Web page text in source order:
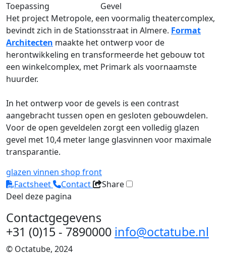
Toepassing
Gevel
Het project Metropole, een voormalig theatercomplex,
bevindt zich in de Stationsstraat in Almere. Format
Architecten maakte het ontwerp voor de
herontwikkeling en transformeerde het gebouw tot
een winkelcomplex, met Primark als voornaamste
huurder.
In het ontwerp voor de gevels is een contrast
aangebracht tussen open en gesloten gebouwdelen.
Voor de open geveldelen zorgt een volledig glazen
gevel met 10,4 meter lange glasvinnen voor maximale
transparantie.
glazen vinnen shop front
Factsheet
Contact
Share
Deel deze pagina
Contactgegevens
+31 (0)15 - 7890000 info@octatube.nl
© Octatube, 2024